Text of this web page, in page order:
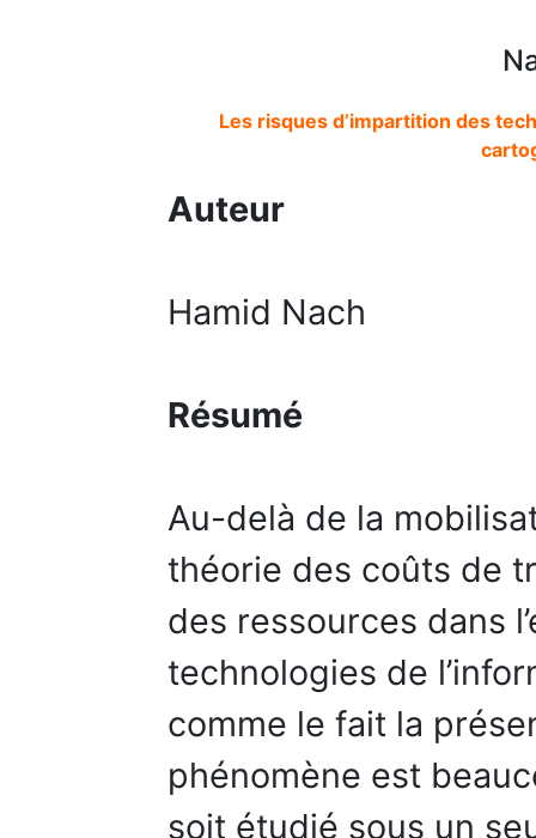
Les risques d’impartition des
Auteur
Hamid Nach
Résumé
Au-delà de la
théorie des coûts de
des ressources dans
technologies de
comme le fait la
phénomène est
soit étudié sous un